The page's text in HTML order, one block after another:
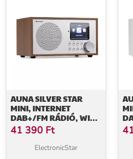
AUNA SILVER STAR
MINI, INTERNET
DAB+/FM RÁDIÓ, WIFI,
BT, DAB+/FM, TÖLGYFA
41 390 Ft
ElectronicStar